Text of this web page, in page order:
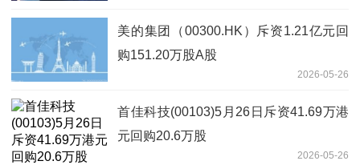
美的集团（00300.HK）斥资1.21亿元回
购151.20万股A股
2026-05-26
首佳科技(00103)5月26日斥资41.69万港
元回购20.6万股
2026-05-26